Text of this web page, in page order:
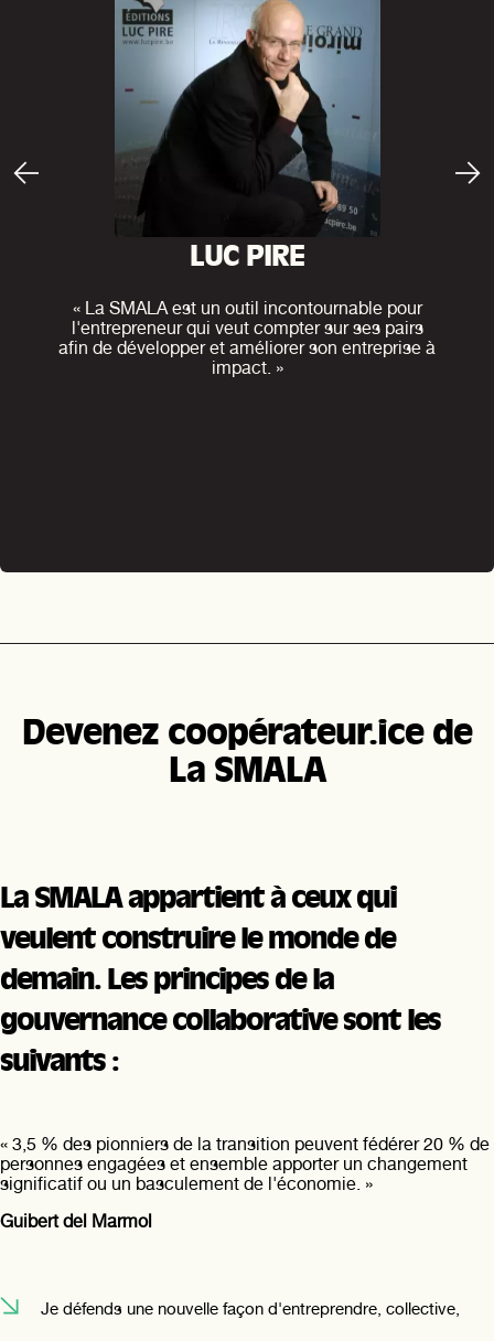
LUC PIRE
« La SMALA est un outil incontournable pour
l'entrepreneur qui veut compter sur ses pairs
afin de développer et améliorer son entreprise à
impact. »
Devenez coopérateur.ice de
La SMALA
La SMALA appartient à ceux qui
veulent construire le monde de
demain. Les principes de la
gouvernance collaborative sont les
suivants :
« 3,5 % des pionniers de la transition peuvent fédérer 20 % de
personnes engagées et ensemble apporter un changement
significatif ou un basculement de l'économie. »
Guibert del Marmol
Je défends une nouvelle façon d'entreprendre, collective,